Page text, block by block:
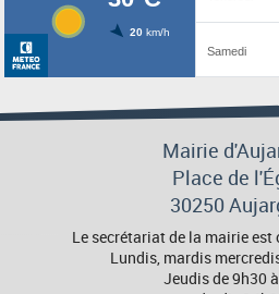
Mairie
Place de
30250
Le secrétariat de la mairie est
Lundis, mardis
Jeudis de 9h30